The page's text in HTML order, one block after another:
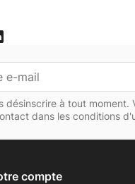
désinscrire à tout moment.
dans les conditions
compte